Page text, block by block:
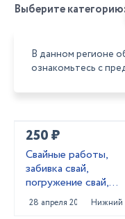
Выберите категорию:
В данном регионе
ознакомьтесь с
250 ₽
Свайные работы,
забивка свай,
погружение свай,
сваебойные работы,
свайный фундамент
28 апреля 2022 Нижний